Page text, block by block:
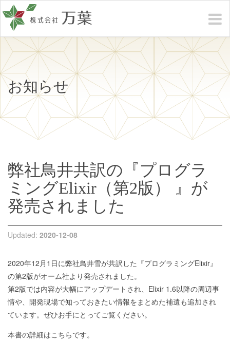
お知らせ
弊社鳥井共訳の『プログラ
ミングElixir（第2版） 』が
発売されました
Updated: 2020-12-08
2020年12月1日に弊社鳥井雪が共訳した『プログラミングElixir』
の第2版がオーム社より発売されました。
第2版では内容が大幅にアップデートされ、Elixir 1.6以降の周辺事
情や、開発現場で知っておきたい情報をまとめた補遺も追加され
ています。ぜひお手にとってご覧ください。
本書の詳細はこちらです。